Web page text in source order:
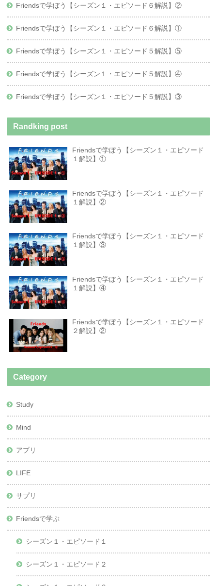
Friendsで学ぼう【シーズン１・エピソード６解説】②
Friendsで学ぼう【シーズン１・エピソード６解説】①
Friendsで学ぼう【シーズン１・エピソード５解説】⑤
Friendsで学ぼう【シーズン１・エピソード５解説】④
Friendsで学ぼう【シーズン１・エピソード５解説】③
Randking post
Friendsで学ぼう【シーズン１・エピソード
１解説】①
Friendsで学ぼう【シーズン１・エピソード
１解説】②
Friendsで学ぼう【シーズン１・エピソード
１解説】③
Friendsで学ぼう【シーズン１・エピソード
１解説】④
Friendsで学ぼう【シーズン１・エピソード
２解説】②
Category
Study
Mind
アプリ
LIFE
サプリ
Friendsで学ぶ
シーズン１・エピソード１
シーズン１・エピソード２